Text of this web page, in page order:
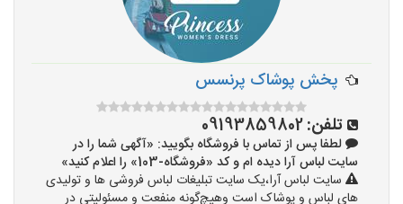
پخش پوشاک پرنسس
تلفن:09193859802
لطفا پس از تماس با فروشگاه بگویید: «آگهی شما را در
سایت لباس آرا دیده ام و کد «فروشگاه-103» را اعلام کنید»
سایت لباس آرا،یک سایت تبلیغات لباس فروشی ها و تولیدی
های لباس و پوشاک است وهیچ‌گونه منفعت و مسئولیتی در